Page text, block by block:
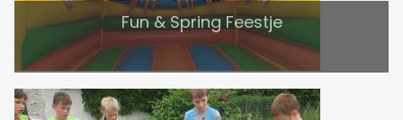
Fun & Spring Feestje